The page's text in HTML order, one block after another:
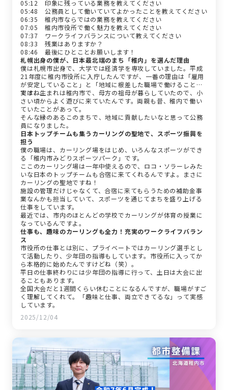
05:12 印象に残っている業務を教えてください
05:48 公務員として働いていてよかったことを教えてください
06:35 稚内市ならではの業務を教えてください
07:05 稚内市役所で働く魅力を教えてください
07:37 ワークライフバランスについて教えてください
08:33 残業はありますか？
08:46 最後にひとことお願いします！
札幌出身の僕が、日本最北端のまち「稚内」を選んだ理由
僕は札幌市出身で、大学では経済学を専攻していました。平成
21年度に稚内市役所に入庁したんですが、一番の理由は「雇用
が安定していること」と「地域に根差した職場で働けること」
ですね。
実は、生まれは稚内市で、母方の祖母が暮らしていたので、小
さい頃からよく遊びに来ていたんです。両親も昔、稚内で働い
ていたことがあって。
そんな縁のあるこのまちで、地域に貢献したいなと思って公務
員になりました。
日本トップチームも集うカーリングの聖地で、スポーツ振興を
担う
僕の職場は、カーリング場をはじめ、いろんなスポーツができ
る「稚内市みどりスポーツパーク」です。
ここのカーリング場は一年中使えるので、ロコ・ソラーレみた
いな日本のトップチームも合宿に来てくれるんですよ。まさに
カーリングの聖地ですね！
施設の管理だけじゃなくて、合宿に来てもらうための補助金事
業なんかも担当していて、スポーツを通じてまちを盛り上げる
仕事をしています。
最近では、市内のほとんどの学校でカーリングが体育の授業に
なっているんですよ。
仕事も、趣味のカーリングも全力！充実のワークライフバラン
ス
市役所の仕事とは別に、プライベートではカーリング選手とし
て活動したり、少年団の指導もしています。市役所に入ってか
ら本格的に始めたんですけどね（笑）。
平日の仕事終わりには少年団の指導に行って、土日は大会に出
ることもあります。
全国大会だと1週間くらい休むことになるんですが、職場がすご
く理解してくれて。「趣味と仕事、両立できてるな」って実感
しています。
2025/12/04